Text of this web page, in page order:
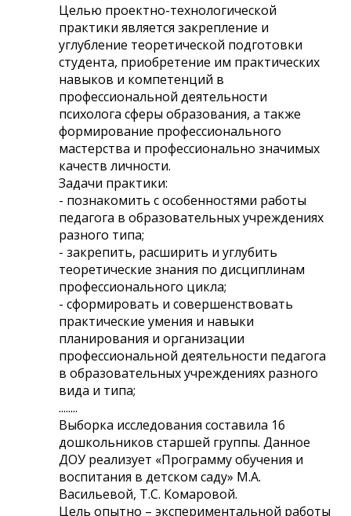
Целью проектно-технологической
практики является закрепление и
углубление теоретической подготовки
студента, приобретение им практических
навыков и компетенций в
профессиональной деятельности
психолога сферы образования, а также
формирование профессионального
мастерства и профессионально значимых
качеств личности.
Задачи практики:
- познакомить с особенностями работы
педагога в образовательных учреждениях
разного типа;
- закрепить, расширить и углубить
теоретические знания по дисциплинам
профессионального цикла;
- сформировать и совершенствовать
практические умения и навыки
планирования и организации
профессиональной деятельности педагога
в образовательных учреждениях разного
вида и типа;
........
Выборка исследования составила 16
дошкольников старшей группы. Данное
ДОУ реализует «Программу обучения и
воспитания в детском саду» М.А.
Васильевой, Т.С. Комаровой.
Цель опытно – экспериментальной работы